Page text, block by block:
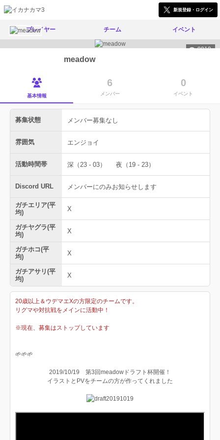
新規登録・ログイン
プレイヤー チーム イベント
9919
meadow
基本情報
6
メンバー
0
イベント
募集状態 メンバー募集なし
雰囲気 エンジョイ
活動時間帯 深（23 - 03） 夜（19 - 23）
Discord URL メンバーにのみお知らせします
ガチエリア(平
均)
X
ガチヤグラ(平
均)
X
ガチホコ(平
均)
X
ガチアサリ(平
均)
X
20歳以上＆ウデマエXの方限定のチームです。
リグマや対抗戦をメインに活動中！
※現在、募集はストップしています
🌱🌱🌱
2019/10/19 第3回meadowドラフト杯開催！
イラストとPVをチームの方が作ってくれました